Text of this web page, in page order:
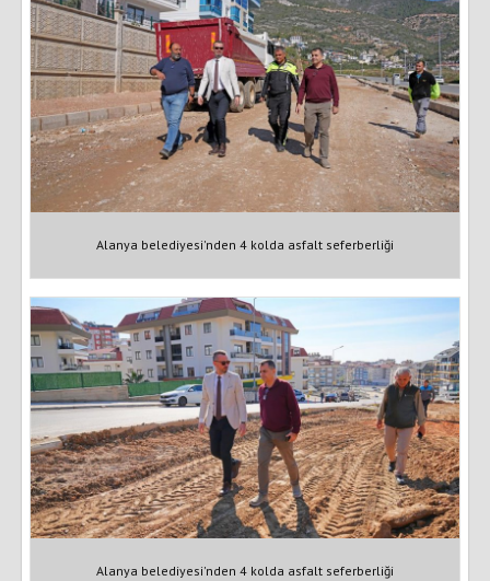
Alanya belediyesi'nden 4 kolda asfalt seferberliği
Alanya belediyesi'nden 4 kolda asfalt seferberliği